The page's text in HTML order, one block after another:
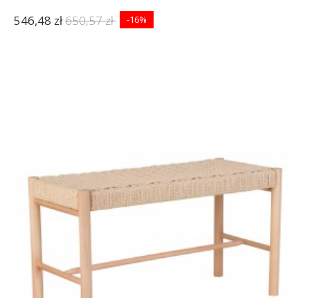
546,48 zł650,57 zł -16%